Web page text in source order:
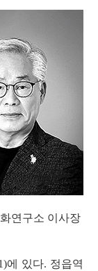
연구소 이사장
에 있다. 정읍역